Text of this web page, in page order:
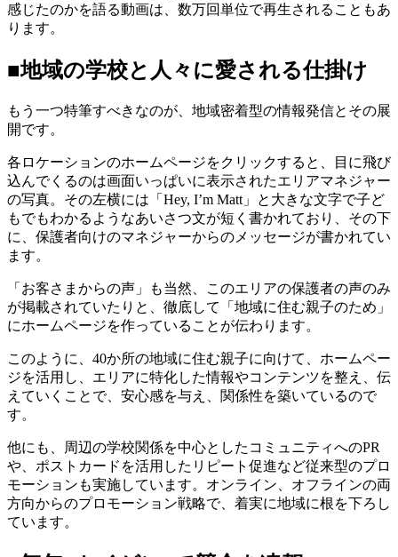
感じたのかを語る動画は、数万回単位で再生されることもあ
ります。
■地域の学校と人々に愛される仕掛け
もう一つ特筆すべきなのが、地域密着型の情報発信とその展
開です。
各ロケーションのホームページをクリックすると、目に飛び
込んでくるのは画面いっぱいに表示されたエリアマネジャー
の写真。その左横には「Hey, I’m Matt」と大きな文字で子ど
もでもわかるようなあいさつ文が短く書かれており、その下
に、保護者向けのマネジャーからのメッセージが書かれてい
ます。
「お客さまからの声」も当然、このエリアの保護者の声のみ
が掲載されていたりと、徹底して「地域に住む親子のため」
にホームページを作っていることが伝わります。
このように、40か所の地域に住む親子に向けて、ホームペー
ジを活用し、エリアに特化した情報やコンテンツを整え、伝
えていくことで、安心感を与え、関係性を築いているので
す。
他にも、周辺の学校関係を中心としたコミュニティへのPR
や、ポストカードを活用したリピート促進など従来型のプロ
モーションも実施しています。オンライン、オフラインの両
方向からのプロモーション戦略で、着実に地域に根を下ろし
ています。